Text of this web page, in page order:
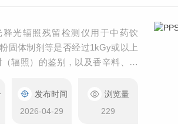
释光辐照残留检测仪用于中药饮
固体制剂等是否经过1kGy或以上
辐照）的鉴别，以及香辛料、水
法：光释光鉴别法（光刺激发光
：2025年版药典9261《辐照中药光
发布时间
2026-04-29
浏览量
229